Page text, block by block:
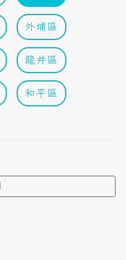
外埔區
龍井區
和平區